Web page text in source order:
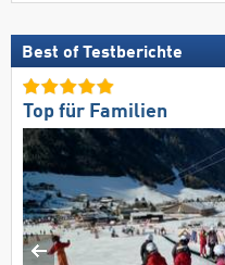
Best of Testberichte
Top für Familien